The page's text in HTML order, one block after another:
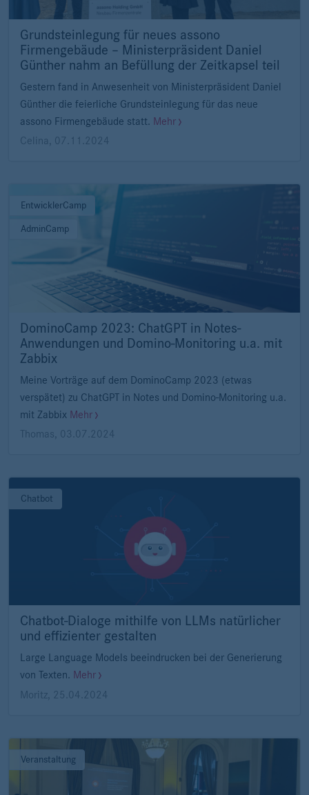
Grundsteinlegung für neues assono
Firmengebäude – Ministerpräsident Daniel
Günther nahm an Befüllung der Zeitkapsel teil
Gestern fand in Anwesenheit von Ministerpräsident Daniel
Günther die feierliche Grundsteinlegung für das neue
assono Firmengebäude statt. Mehr
Celina
07.11.2024
EntwicklerCamp
AdminCamp
DominoCamp 2023: ChatGPT in Notes-
Anwendungen und Domino-Monitoring u.a. mit
Zabbix
Meine Vorträge auf dem DominoCamp 2023 (etwas
verspätet) zu ChatGPT in Notes und Domino-Monitoring u.a.
mit Zabbix Mehr
Thomas
03.07.2024
Chatbot
Chatbot-Dialoge mithilfe von LLMs natürlicher
und effizienter gestalten
Large Language Models beeindrucken bei der Generierung
von Texten. Mehr
Moritz
25.04.2024
Veranstaltung